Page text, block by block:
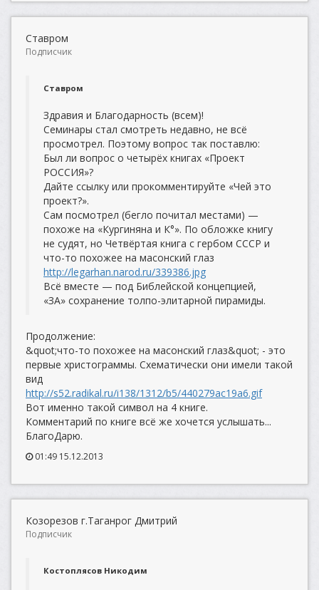
Ставром
Подписчик
Ставром
Здравия и Благодарность (всем)!
Семинары стал смотреть недавно, не всё
просмотрел. Поэтому вопрос так поставлю:
Был ли вопрос о четырёх книгах «Проект
РОССИЯ»?
Дайте ссылку или прокомментируйте «Чей это
проект?».
Сам посмотрел (бегло почитал местами) —
похоже на «Кургиняна и К°». По обложке книгу
не судят, но Четвёртая книга с гербом СССР и
что-то похожее на масонский глаз
http://legarhan.narod.ru/339386.jpg
Всё вместе — под Библейской концепцией,
«ЗА» сохранение толпо-элитарной пирамиды.
Продолжение:
&quot;что-то похожее на масонский глаз&quot; - это
первые христограммы. Схематически они имели такой
вид
http://s52.radikal.ru/i138/1312/b5/440279ac19a6.gif
Вот именно такой символ на 4 книге.
Комментарий по книге всё же хочется услышать...
БлагоДарю.
01:49 15.12.2013
Козорезов г.Таганрог Дмитрий
Подписчик
Костоплясов Никодим